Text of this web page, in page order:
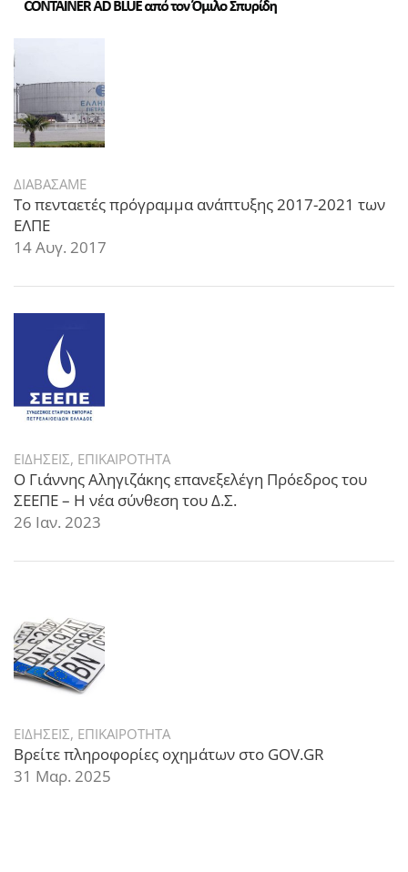
ΔΙΑΒΑΣΑΜΕ
Το πενταετές πρόγραμμα ανάπτυξης 2017-2021 των
ΕΛΠΕ
14 Αυγ. 2017
ΕΙΔΗΣΕΙΣ, ΕΠΙΚΑΙΡΟΤΗΤΑ
Ο Γιάννης Αληγιζάκης επανεξελέγη Πρόεδρος του
ΣΕΕΠΕ – Η νέα σύνθεση του Δ.Σ.
26 Ιαν. 2023
ΕΙΔΗΣΕΙΣ, ΕΠΙΚΑΙΡΟΤΗΤΑ
Βρείτε πληροφορίες οχημάτων στο GOV.GR
31 Μαρ. 2025